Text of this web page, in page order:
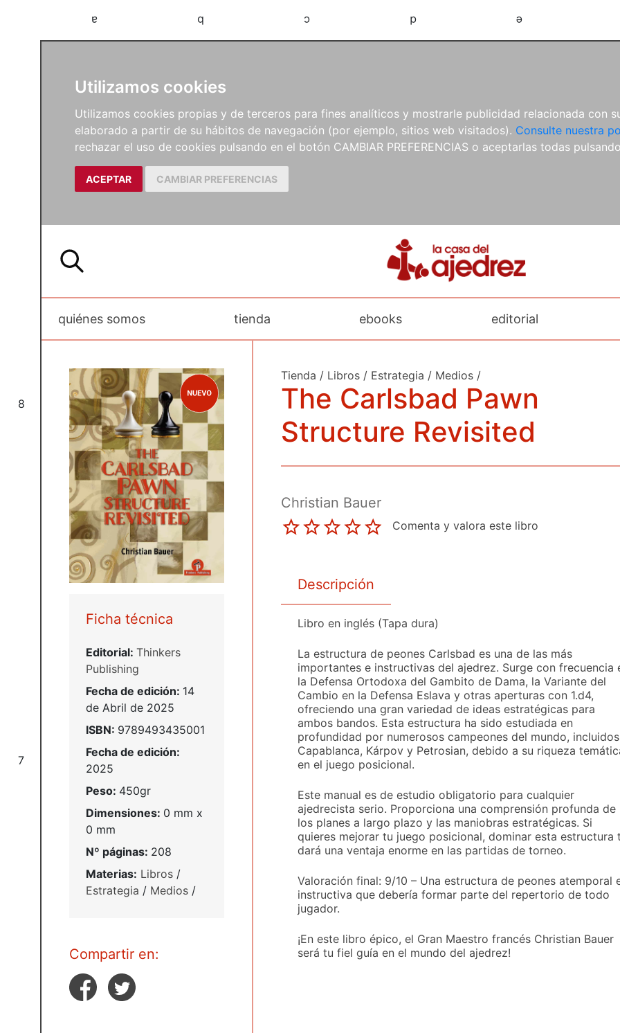
Utilizamos cookies
Utilizamos cookies propias y de terceros para fines analíticos y mostrarle publicidad relacionada con
elaborado a partir de su hábitos de navegación (por ejemplo, sitios web visitados). Consulte nuestra
rechazar el uso de cookies pulsando en el botón CAMBIAR PREFERENCIAS o aceptarlas todas
ACEPTAR CAMBIAR PREFERENCIAS
a b c d e
8
7
quiénes somos tienda ebooks editorial
Ficha técnica
Editorial: Thinkers
Publishing
Fecha de edición: 14
de Abril de 2025
ISBN: 9789493435001
Fecha de edición:
2025
Peso: 450gr
Dimensiones: 0 mm x
0 mm
Nº páginas: 208
Materias: Libros /
Estrategia / Medios /
Compartir en:
Tienda / Libros / Estrategia / Medios /
The Carlsbad Pawn
Structure Revisited
Christian Bauer
Comenta y valora este libro
Descripción
Libro en inglés (Tapa dura)
La estructura de peones Carlsbad es una de las más
importantes e instructivas del ajedrez. Surge con frecuencia
la Defensa Ortodoxa del Gambito de Dama, la Variante del
Cambio en la Defensa Eslava y otras aperturas con 1.d4,
ofreciendo una gran variedad de ideas estratégicas para
ambos bandos. Esta estructura ha sido estudiada en
profundidad por numerosos campeones del mundo, incluidos
Capablanca, Kárpov y Petrosian, debido a su riqueza
en el juego posicional.
Este manual es de estudio obligatorio para cualquier
ajedrecista serio. Proporciona una comprensión profunda de
los planes a largo plazo y las maniobras estratégicas. Si
quieres mejorar tu juego posicional, dominar esta estructura
dará una ventaja enorme en las partidas de torneo.
Valoración final: 9/10 – Una estructura de peones atemporal
instructiva que debería formar parte del repertorio de todo
jugador.
¡En este libro épico, el Gran Maestro francés Christian Bauer
será tu fiel guía en el mundo del ajedrez!